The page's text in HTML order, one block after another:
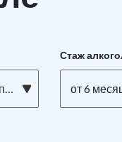
Стаж
от 6